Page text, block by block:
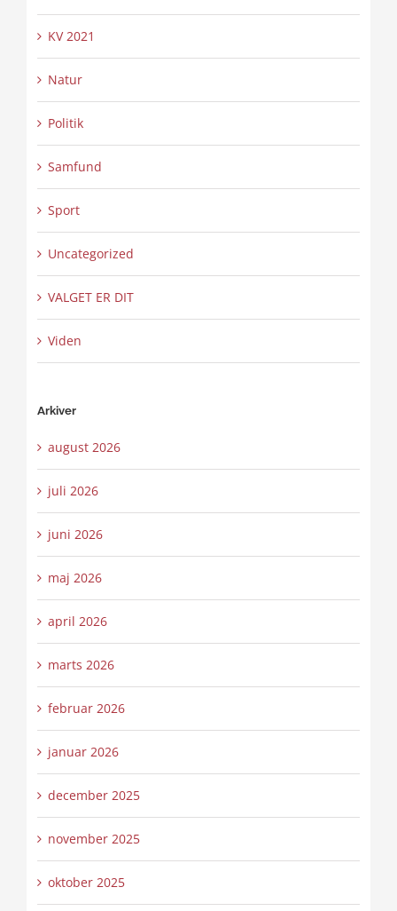
KV 2021
Natur
Politik
Samfund
Sport
Uncategorized
VALGET ER DIT
Viden
Arkiver
august 2026
juli 2026
juni 2026
maj 2026
april 2026
marts 2026
februar 2026
januar 2026
december 2025
november 2025
oktober 2025